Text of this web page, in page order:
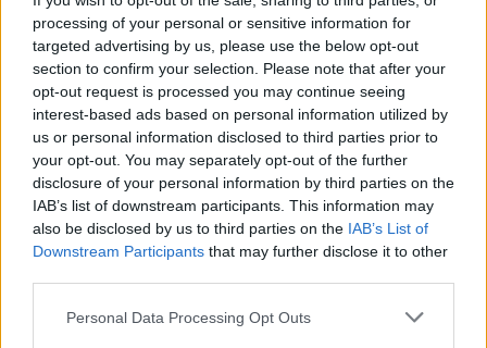
processing of your personal or sensitive information for
targeted advertising by us, please use the below opt-out
section to confirm your selection. Please note that after your
opt-out request is processed you may continue seeing
interest-based ads based on personal information utilized by
us or personal information disclosed to third parties prior to
your opt-out. You may separately opt-out of the further
disclosure of your personal information by third parties on the
IAB’s list of downstream participants. This information may
also be disclosed by us to third parties on the IAB’s List of
Downstream Participants that may further disclose it to other
Personal Data Processing Opt Outs
galvosime, kad sportas ir mityba yra tiesiog
gyvenimo būdas ir tai darysime reguliariai,
tuomet pasirodys ir rezultatai. Taip pat
svarbu reguliarumas ir pastovumas. Juk daug
geriau yra gerai jaustis dėl to, kad kažką
padariau, nei vis laviruoti tarp numestų ir vėl
priaugtų kilogramų“ – pasakoja D. Jakučionis.
Rodyti daugiau žymių